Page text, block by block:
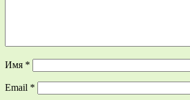
Имя *
Email *